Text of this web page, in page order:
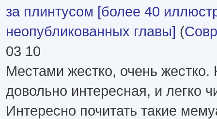
за плинтусом [более 40
неопубликованных главы] (
03 10
Местами жестко, очень жестко.
довольно интересная, и легко
Интересно почитать такие